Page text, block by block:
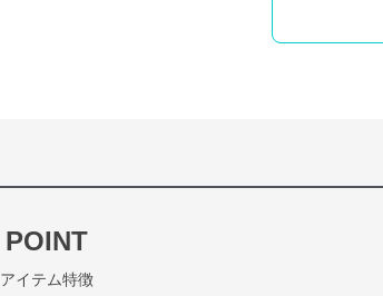
POINT
アイテム特徴